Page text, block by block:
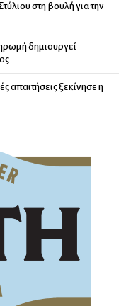
στη βουλή για την
δημιουργεί
απαιτήσεις ξεκίνησε η